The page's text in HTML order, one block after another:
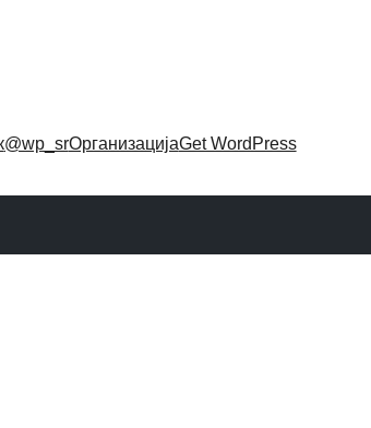
@wp_srОрганизацијаGet WordPress